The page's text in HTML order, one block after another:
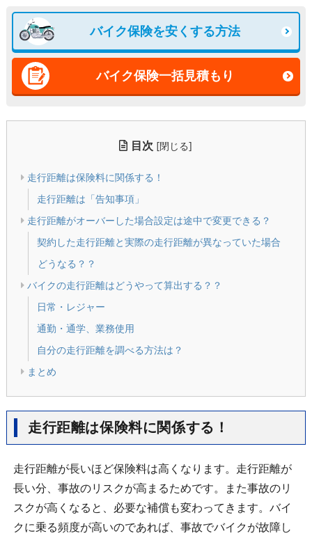
バイク保険を安くする方法
バイク保険一括見積もり
目次 [閉じる]
走行距離は保険料に関係する！
走行距離は「告知事項」
走行距離がオーバーした場合設定は途中で変更できる？
契約した走行距離と実際の走行距離が異なっていた場合
どうなる？？
バイクの走行距離はどうやって算出する？？
日常・レジャー
通勤・通学、業務使用
自分の走行距離を調べる方法は？
まとめ
走行距離は保険料に関係する！
走行距離が長いほど保険料は高くなります。走行距離が
長い分、事故のリスクが高まるためです。また事故のリ
スクが高くなると、必要な補償も変わってきます。バイ
クに乗る頻度が高いのであれば、事故でバイクが故障し